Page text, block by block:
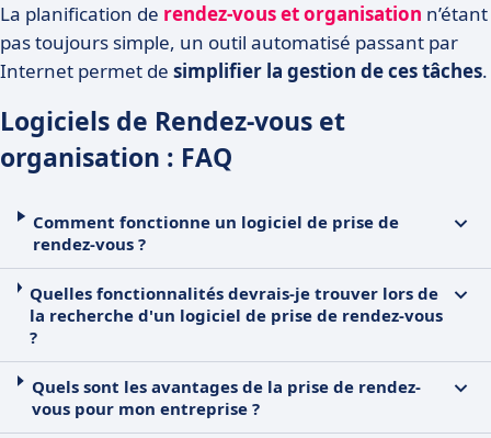
La planification de rendez-vous et organisation n’étant
pas toujours simple, un outil automatisé passant par
Internet permet de simplifier la gestion de ces tâches.
Logiciels de Rendez-vous et
organisation : FAQ
Comment fonctionne un logiciel de prise de
rendez-vous ?
Quelles fonctionnalités devrais-je trouver lors de
la recherche d'un logiciel de prise de rendez-vous
?
Quels sont les avantages de la prise de rendez-
vous pour mon entreprise ?